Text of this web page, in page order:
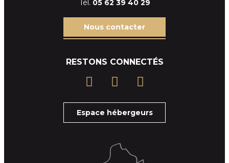
Tél. 05 62 39 40 29
Nous contacter
RESTONS CONNECTÉS
Espace hébergeurs